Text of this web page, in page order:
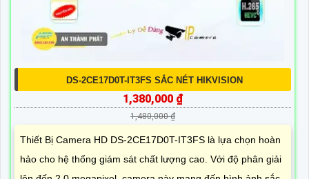
DS-2CE17D0T-IT3FS SẮC NÉT HIKVISION
1,380,000 ₫
1,480,000 ₫
Thiết Bị Camera HD DS-2CE17D0T-IT3FS là lựa chọn hoàn
hảo cho hệ thống giám sát chất lượng cao. Với độ phân giải